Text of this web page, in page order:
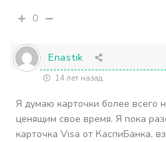
0
Enastik
14 лет назад
Я думаю карточки более
ценящим свое время. Я пока
карточка Visa от КаспиБанка,